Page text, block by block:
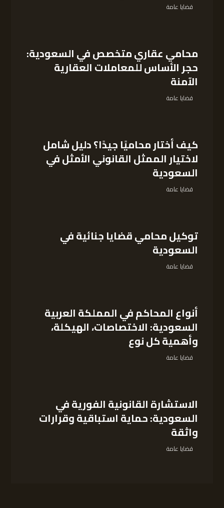
قضايا عامة
محامي عقاري متخصص في السعودية:
حجر الأساس للمعاملات العقارية
الآمنة
قضايا عامة
كيف أختار محاميًا جيدًا؟ دليل شامل
لاختيار الممثل القانوني الأمثل في
السعودية
قضايا عامة
توكيل محامي قضايا جنائية في
السعودية
قضايا عامة
أنواع المحاكم في المملكة العربية
السعودية: الاختصاصات، الهيكلة،
وأهمية كل نوع
قضايا عامة
الاستشارة القانونية الفورية في
السعودية: حماية استباقية وقرارات
واثقة
قضايا عامة